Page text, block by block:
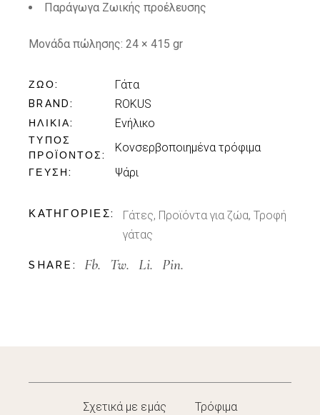
Παράγωγα Ζωικής προέλευσης
Μονάδα πώλησης: 24 × 415 gr
ΖΏΟ Γάτα
BRAND ROKUS
ΗΛΙΚΊΑ Ενήλικo
ΤΎΠΟΣ
ΠΡΟΪΌΝΤΟΣ
Κονσερβοποιημένα τρόφιμα
ΓΕΎΣΗ Ψάρι
ΚΑΤΗΓΟΡΊΕΣ: Γάτες, Προϊόντα για ζώα,Τροφή
γάτας
SHARE: Fb. Tw. Li. Pin.
Σχετικά με εμάς
Τρόφιμα